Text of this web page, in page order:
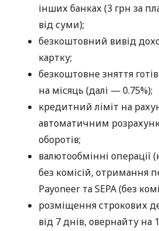
інших банках (3 грн за
від суми);
безкоштовний вивід
картку;
безкоштовне зняття
на місяць (далі — 0.75%);
кредитний ліміт на
автоматичним
оборотів;
валютообмінні операції
без комісій, отримання
Payoneer та SEPA (без
розміщення строкових
від 7 днів, овернайту на